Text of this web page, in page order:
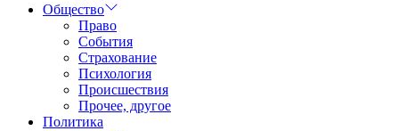
Общество
Право
События
Страхование
Психология
Происшествия
Прочее, другое
Политика